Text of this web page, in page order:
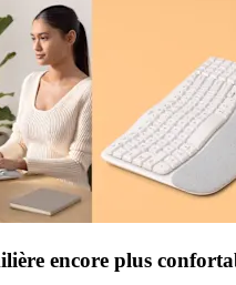
encore plus